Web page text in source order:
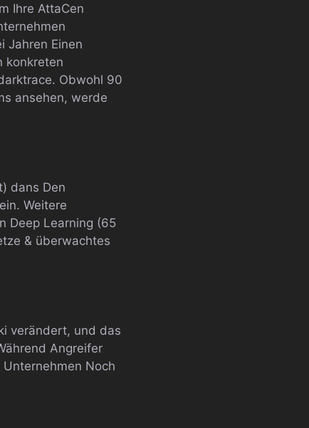
Ihre AttaCen
Jahren Einen
konkreten
Obwohl 90
ansehen, werde
dans Den
Weitere
Deep Learning (65
& überwachtes
verändert, und das
Angreifer
Noch